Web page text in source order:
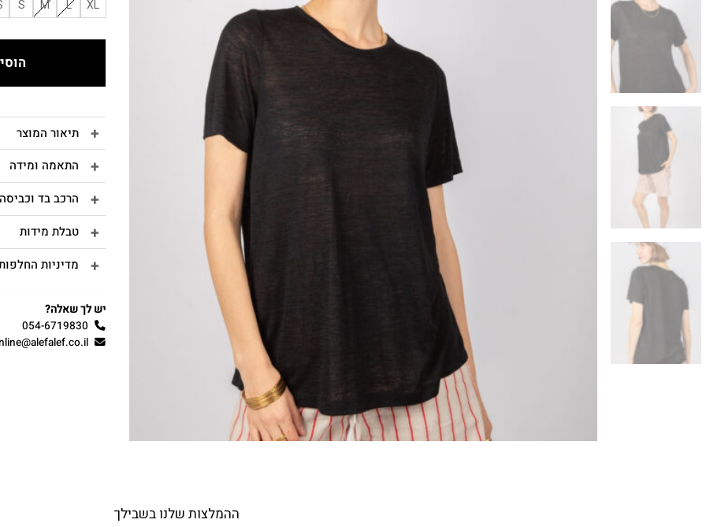
XL
L
M
S
תיאור המוצר
התאמה ומידה
הרכב בד
טבלת מידות
מדיניות
יש לך שאלה?
054-6719830
ההמלצות שלנו בשבילך